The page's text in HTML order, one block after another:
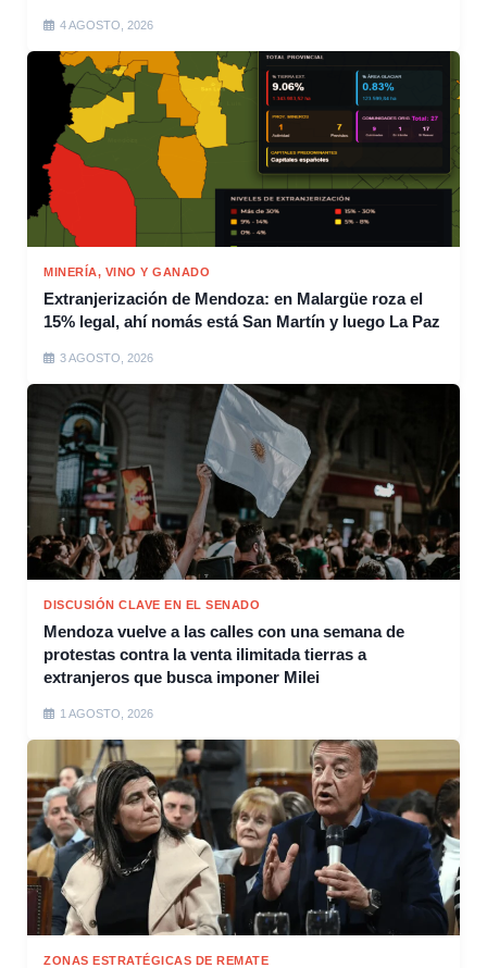
4 AGOSTO, 2026
MINERÍA, VINO Y GANADO
Extranjerización de Mendoza: en Malargüe roza el
15% legal, ahí nomás está San Martín y luego La Paz
3 AGOSTO, 2026
DISCUSIÓN CLAVE EN EL SENADO
Mendoza vuelve a las calles con una semana de
protestas contra la venta ilimitada tierras a
extranjeros que busca imponer Milei
1 AGOSTO, 2026
ZONAS ESTRATÉGICAS DE REMATE